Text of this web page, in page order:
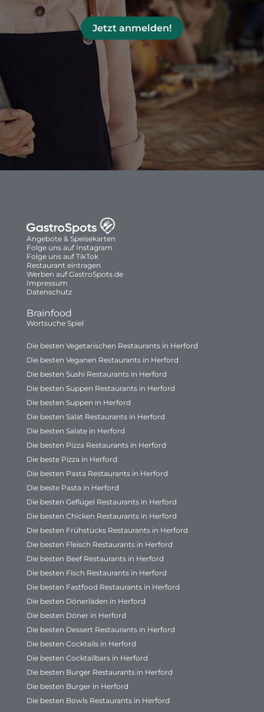
Jetzt anmelden!
Angebote & Speisekarten
Folge uns auf Instagram
Folge uns auf TikTok
Restaurant eintragen
Werben auf GastroSpots.de
Impressum
Datenschutz
Brainfood
Wortsuche Spiel
Die besten Vegetarischen Restaurants in Herford
Die besten Veganen Restaurants in Herford
Die besten Sushi Restaurants in Herford
Die besten Suppen Restaurants in Herford
Die besten Suppen in Herford
Die besten Salat Restaurants in Herford
Die besten Salate in Herford
Die besten Pizza Restaurants in Herford
Die beste Pizza in Herford
Die besten Pasta Restaurants in Herford
Die beste Pasta in Herford
Die besten Geflügel Restaurants in Herford
Die besten Chicken Restaurants in Herford
Die besten Frühstücks Restaurants in Herford
Die besten Fleisch Restaurants in Herford
Die besten Beef Restaurants in Herford
Die besten Fisch Restaurants in Herford
Die besten Fastfood Restaurants in Herford
Die besten Dönerläden in Herford
Die besten Döner in Herford
Die besten Dessert Restaurants in Herford
Die besten Cocktails in Herford
Die besten Cocktailbars in Herford
Die besten Burger Restaurants in Herford
Die besten Burger in Herford
Die besten Bowls Restaurants in Herford